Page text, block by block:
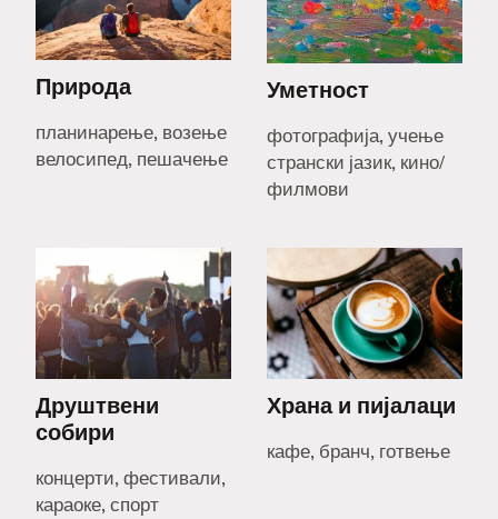
Природа
планинарење, возење
велосипед, пешачење
Уметност
фотографија, учење
странски јазик, кино/
филмови
Друштвени
собири
концерти, фестивали,
караоке, спорт
Храна и пијалаци
кафе, бранч, готвење